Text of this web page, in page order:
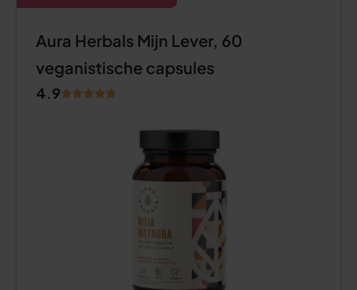
Aura Herbals Mijn Lever, 60
veganistische capsules
4.9